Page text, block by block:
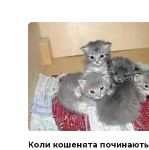
Коли кошенята починають